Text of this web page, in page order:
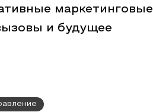
маркетинговые
и будущее